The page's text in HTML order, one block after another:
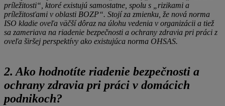
príležitosti“, ktoré existujú samostatne, spolu s „rizikami a
príležitosťami v oblasti BOZP“. Stojí za zmienku, že nová norma
ISO kladie oveľa väčší dôraz na úlohu vedenia v organizácii a tiež
sa zameriava na riadenie bezpečnosti a ochrany zdravia pri práci z
oveľa širšej perspektívy ako existujúca norma OHSAS.
2. Ako hodnotíte riadenie bezpečnosti a
ochrany zdravia pri práci v domácich
podnikoch?